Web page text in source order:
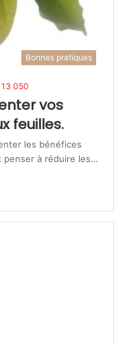
Bonnes pratiques
13 050
vos
feuilles.
les bénéfices
penser à réduire les…